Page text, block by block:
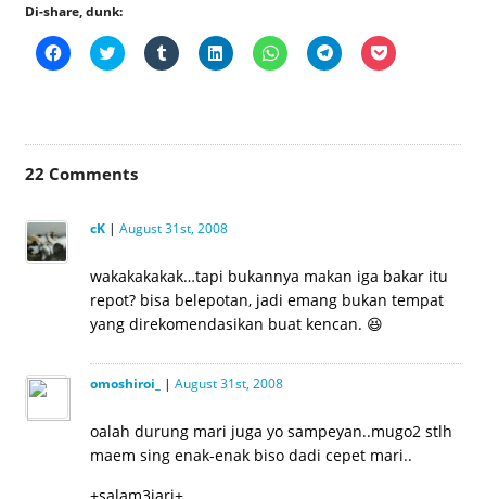
Di-share, dunk:
Click
to
new
Click
to
new
Click
to
new
Click
to
new
Click
to
new
Click
to
new
Click
to
new
22 Comments
cK| August 31st, 2008
wakakakakak…tapi bukannya makan iga bakar itu
repot? bisa belepotan, jadi emang bukan tempat
yang direkomendasikan buat kencan. 😆
omoshiroi_ | August 31st, 2008
oalah durung mari juga yo sampeyan..mugo2 stlh
maem sing enak-enak biso dadi cepet mari..